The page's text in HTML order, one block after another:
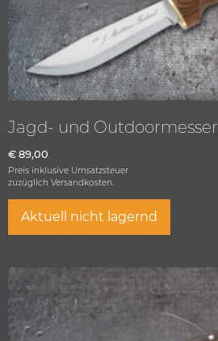
Jagd- und Outdoormesser
€ 89,00
Preis inklusive Umsatzsteuer
zuzüglich Versandkosten.
Aktuell nicht lagernd